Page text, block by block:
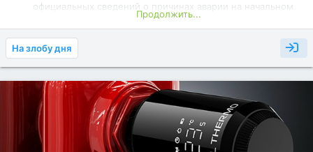
официальных сведений о причинах аварии на начальном
этапе огневых испытаний. Источники сообщают, что
проблема, по всей видимости, началась в двигательном
отсеке, где находятся семь метан-кислородных
двигателей BE-4. В результате аварии никто не пострадал,
но она нанесла значительный ущерб стартовой площадке
компании. Во время взрыва намного меньшей ракеты
Falcon 9 на стартовой площадке в 2016 году компании
SpaceX потребовалось более года, чтобы восстановить
стартовый комплекс LC-40.
Продолжить...
На злобу дня